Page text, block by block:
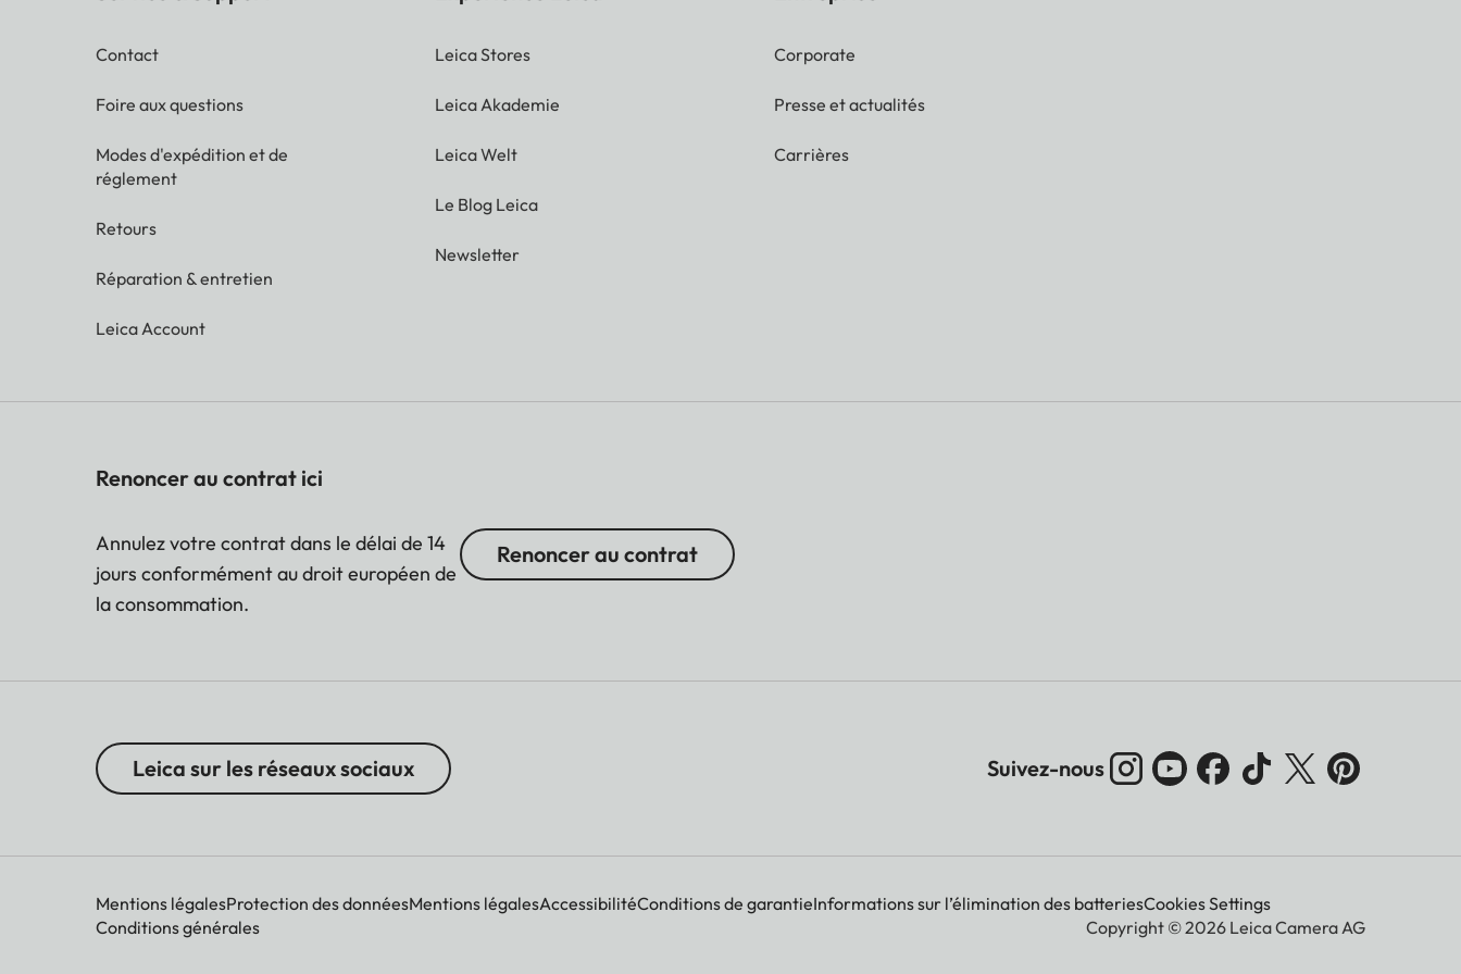
Contact
Foire aux questions
Modes d'expédition et de
réglement
Retours
Réparation & entretien
Leica Account
Leica Stores
Leica Akademie
Leica Welt
Le Blog Leica
Newsletter
Corporate
Presse et actualités
Carrières
Renoncer au contrat ici
Annulez votre contrat dans le délai de 14
jours conformément au droit européen de
la consommation.
Renoncer au contrat
Leica sur les réseaux sociaux Suivez-nous
Mentions légalesProtection des donnéesMentions légalesAccessibilitéConditions de garantieInformations sur l’élimination des batteriesCookies Settings
Conditions générales
Copyright © 2026 Leica Camera AG